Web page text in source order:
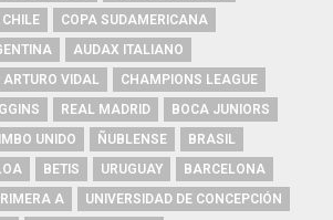
COPA SUDAMERICANA
AUDAX ITALIANO
ARTURO VIDAL
CHAMPIONS LEAGUE
REAL MADRID
BOCA JUNIORS
UNIDO ÑUBLENSE
BRASIL
BETIS URUGUAY
BARCELONA
A
UNIVERSIDAD DE CONCEPCIÓN